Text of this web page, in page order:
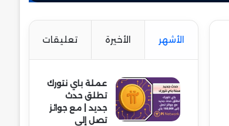
الأشهر الأخيرة تعليقات
عملة باي نتورك
تطلق حدث
جديد | مع جوائز
تصل إلى